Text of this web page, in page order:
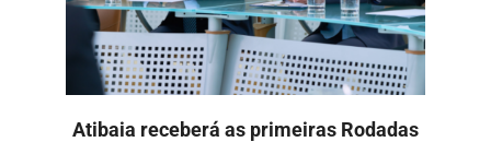
Atibaia receberá as primeiras Rodadas